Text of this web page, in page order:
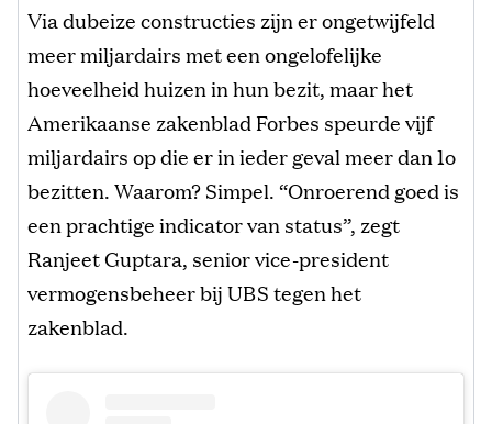
Via dubeize constructies zijn er ongetwijfeld
meer miljardairs met een ongelofelijke
hoeveelheid huizen in hun bezit, maar het
Amerikaanse zakenblad Forbes speurde vijf
miljardairs op die er in ieder geval meer dan 1o
bezitten. Waarom? Simpel. “Onroerend goed is
een prachtige indicator van status”, zegt
Ranjeet Guptara, senior vice-president
vermogensbeheer bij UBS tegen het
zakenblad.